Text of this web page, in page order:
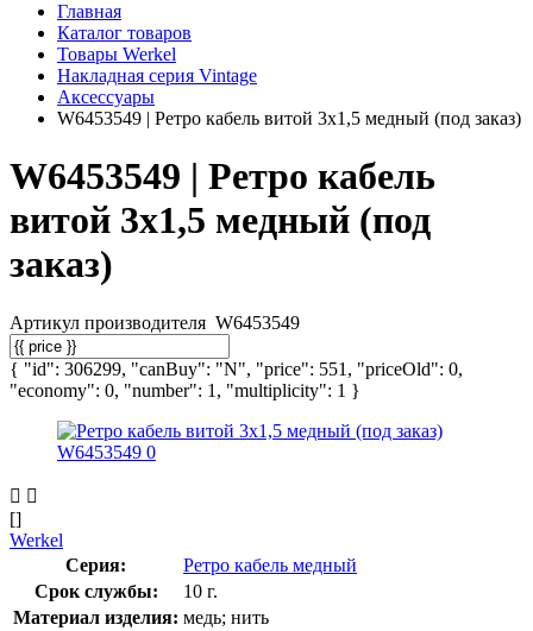
Главная
Каталог товаров
Товары Werkel
Накладная серия Vintage
Аксессуары
W6453549 | Ретро кабель витой 3х1,5 медный (под заказ)
W6453549 | Ретро кабель
витой 3х1,5 медный (под
заказ)
Артикул производителя W6453549
{ "id": 306299, "canBuy": "N", "price": 551, "priceOld": 0,
"economy": 0, "number": 1, "multiplicity": 1 }
[]
Werkel
Серия:
Ретро кабель медный
Срок службы:
10 г.
Материал изделия: медь; нить